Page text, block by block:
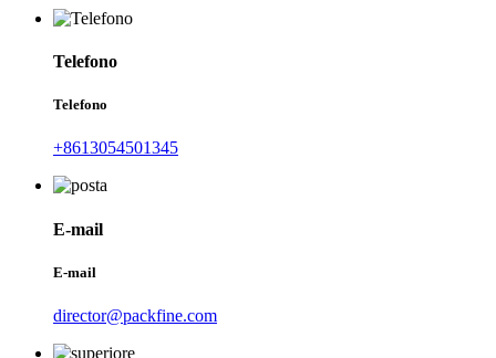
Telefono
Telefono
+8613054501345
E-mail
E-mail
director@packfine.com